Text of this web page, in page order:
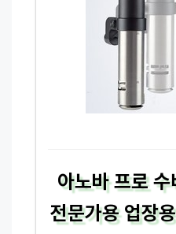
아노바 프로
전문가용 업장